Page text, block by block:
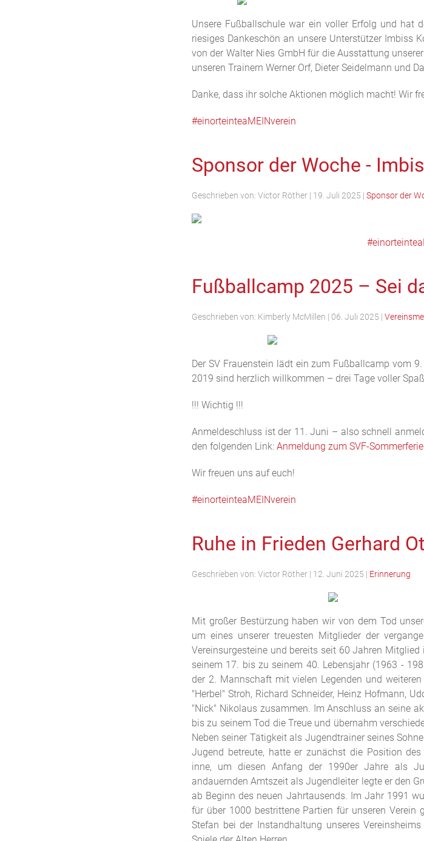
Unsere Fußballschule war ein voller Erfolg und hat
riesiges Dankeschön an unsere Unterstützer Imbiss
von der Walter Nies GmbH für die Ausstattung
unseren Trainern Werner Orf, Dieter Seidelmann und
Danke, dass ihr solche Aktionen möglich macht! Wir
#einorteinteaMEINverein
Sponsor der Woche -
Geschrieben von: Victor Röther | 19. Juli 2025 | Sponsor der
Fußballcamp 2025 – Sei
Geschrieben von: Kimberly McMillen | 06. Juli 2025 |
Der SV Frauenstein lädt ein zum Fußballcamp vom
2019 sind herzlich willkommen – drei Tage voller
!!! Wichtig !!!
Anmeldeschluss ist der 11. Juni – also schnell
den folgenden Link: Anmeldung zum SVF-
Wir freuen uns auf euch!
#einorteinteaMEINverein
Ruhe in Frieden Gerhard
Geschrieben von: Victor Röther | 12. Juni 2025 | Erinnerung
Mit großer Bestürzung haben wir von dem Tod
um eines unserer treuesten Mitglieder der
Vereinsurgesteine und bereits seit 60 Jahren
seinem 17. bis zu seinem 40. Lebensjahr (1963 -
der 2. Mannschaft mit vielen Legenden und
"Herbel" Stroh, Richard Schneider, Heinz Hofmann,
"Nick" Nikolaus zusammen. Im Anschluss an seine
bis zu seinem Tod die Treue und übernahm
Neben seiner Tätigkeit als Jugendtrainer seines
Jugend betreute, hatte er zunächst die Position
inne, um diesen Anfang der 1990er Jahre als
andauernden Amtszeit als Jugendleiter legte er den
ab Beginn des neuen Jahrtausends. Im Jahr 1991
für über 1000 bestrittene Partien für unseren Verein
Stefan bei der Instandhaltung unseres